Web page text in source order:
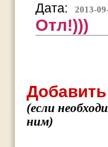
Дата:
2013-
Отл!)))
(если
ним)